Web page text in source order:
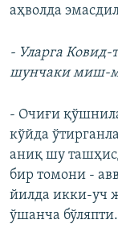
аҳволда
- Уларга
шунчаки миш-
- Очиғи
кўйда
аниқ шу
бир томони -
йилда икки-уч
ўшанча бўляпти.